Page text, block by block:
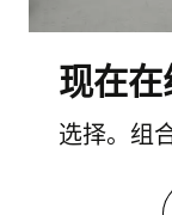
现在在
选择。组